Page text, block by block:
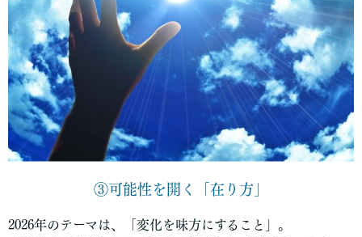
③可能性を開く「在り方」
2026年のテーマは、「変化を味方にすること」。